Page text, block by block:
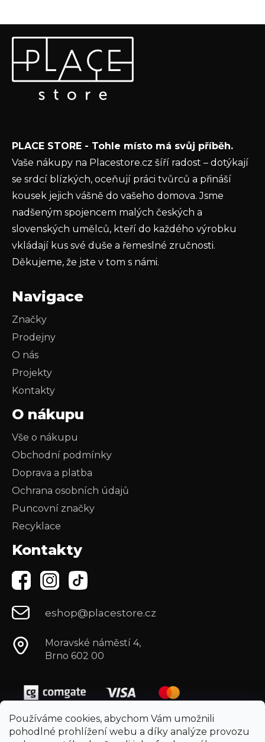
Používáme cookies, abychom Vám umožnili
pohodlné prohlížení webu a díky analýze provozu
Odebírat newsletter
Vložte svůj e-mail a my vám budeme zasílat informace o
nových produktech na našem e-shopu.
ochrany osobních údajů
PŘIHLÁSIT SE
PLACE STORE - Tohle místo má svůj příběh.
Vaše nákupy na Placestore.cz šíří radost – dotýkají
se srdcí blízkých, oceňují práci tvůrců a přináší
kousek jejich vášně do vašeho domova. Jsme
nadšeným spojencem malých českých a
slovenských umělců, kteří do každého výrobku
vkládají kus své duše a řemeslné zručnosti.
Děkujeme, že jste v tom s námi.
Navigace
Značky
Prodejny
O nás
Projekty
Kontakty
O nákupu
Vše o nákupu
Obchodní podmínky
Doprava a platba
Ochrana osobních údajů
Puncovní značky
Recyklace
Kontakty
eshop@placestore.cz
Moravské náměstí 4,
Brno 602 00